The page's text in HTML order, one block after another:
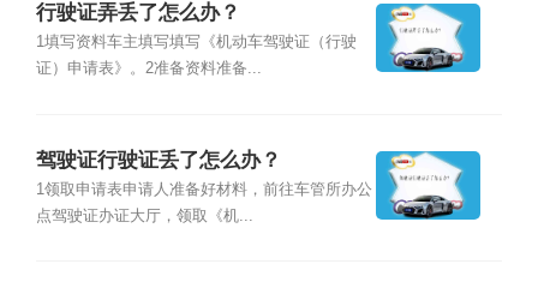
行驶证弄丢了怎么办？
1填写资料车主填写填写《机动车驾驶证（行驶
证）申请表》。2准备资料准备...
驾驶证行驶证丢了怎么办？
1领取申请表申请人准备好材料，前往车管所办公
点驾驶证办证大厅，领取《机...